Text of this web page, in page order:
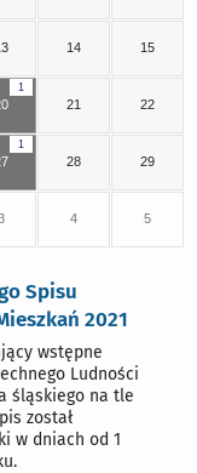
14 15
1
21 22
1
28 29
4 5
Spisu
2021
wstępne
Ludności
śląskiego na tle
został
w dniach od 1